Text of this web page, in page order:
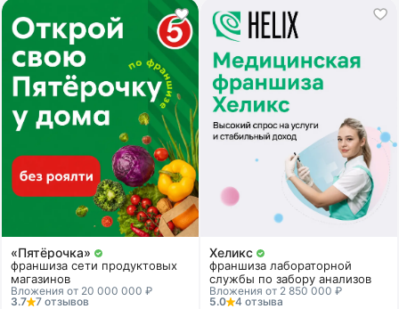
«Пятёрочка»
франшиза сети продуктовых
магазинов
Вложения от 20 000 000 ₽
3.7
7 отзывов
Хеликс
франшиза лабораторной
службы по забору анализов
Вложения от 2 850 000 ₽
5.0
4 отзыва